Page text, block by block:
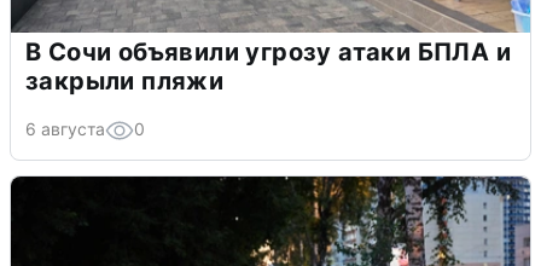
В Сочи объявили угрозу атаки БПЛА и
закрыли пляжи
6 августа 0